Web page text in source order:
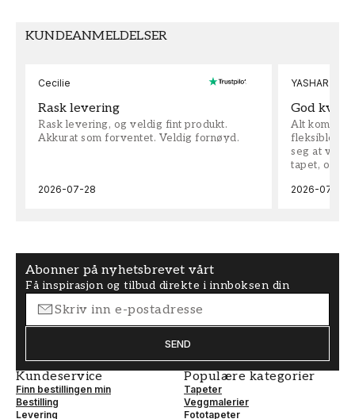
KUNDEANMELDELSER
Cecilie
Rask levering
Rask levering, og veldig fint produkt.
Akkurat som forventet. Veldig fornøyd.
2026-07-28
YASHAR
God
Alt kom
fleksible på
seg at vi
tapet, og
2026-07-04
Abonner på nyhetsbrevet vårt
Få inspirasjon og tilbud direkte i innboksen din
SEND
Kundeservice
Finn bestillingen min
Bestilling
Levering
Populære kategorier
Tapeter
Veggmalerier
Fototapeter